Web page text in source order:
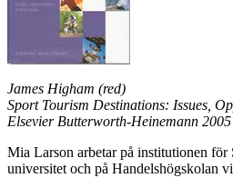
James Higham (red)
Sport Tourism Destinations: Issues,
Elsevier Butterworth-Heinemann 2005
Mia Larson arbetar på institutionen för
universitet och på Handelshögskolan